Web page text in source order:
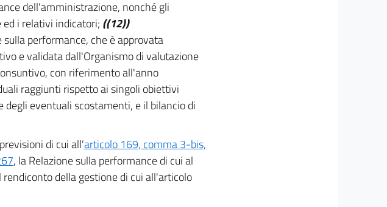
dell'amministrazione, nonché gli
i relativi indicatori; ((12))
performance, che è approvata
e validata dall'Organismo di valutazione
con riferimento all'anno
raggiunti rispetto ai singoli obiettivi
eventuali scostamenti, e il bilancio di
di cui all'articolo 169, comma 3-bis,
, la Relazione sulla performance di cui al
della gestione di cui all'articolo